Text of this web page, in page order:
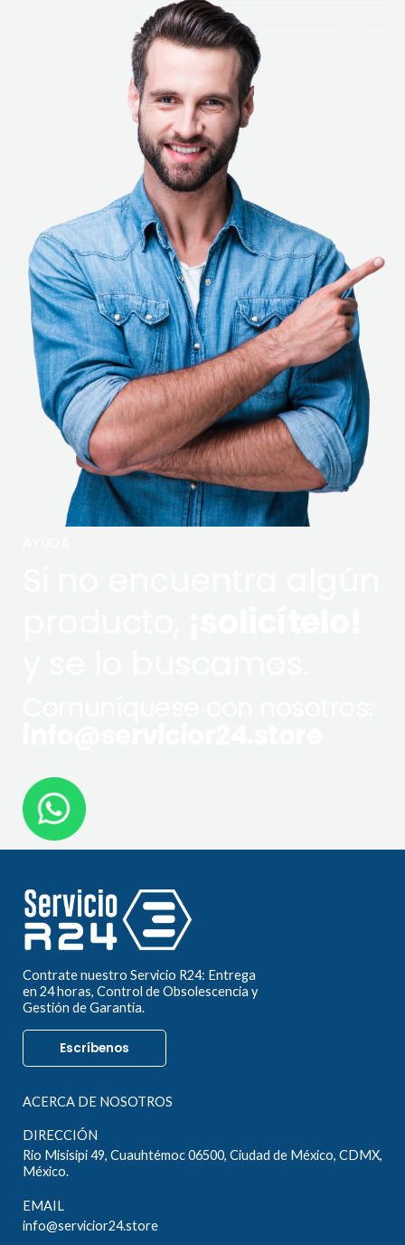
Contrate nuestro Servicio R24: Entrega
en 24 horas, Control de Obsolescencia y
Gestión de Garantía.
Escríbenos
ACERCA DE NOSOTROS
DIRECCIÓN
Rio Misisipi 49, Cuauhtémoc 06500, Ciudad de México, CDMX,
México.
EMAIL
info@servicior24.store